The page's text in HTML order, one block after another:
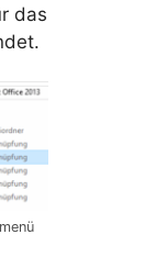
das